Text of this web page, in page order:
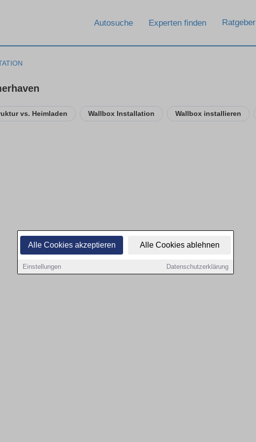
Alle Cookies akzeptieren Alle Cookies ablehnen
Einstellungen Datenschutzerklärung
Autosuche Experten finden Ratgeber
vs. Heimladen Wallbox Installation Wallbox installieren